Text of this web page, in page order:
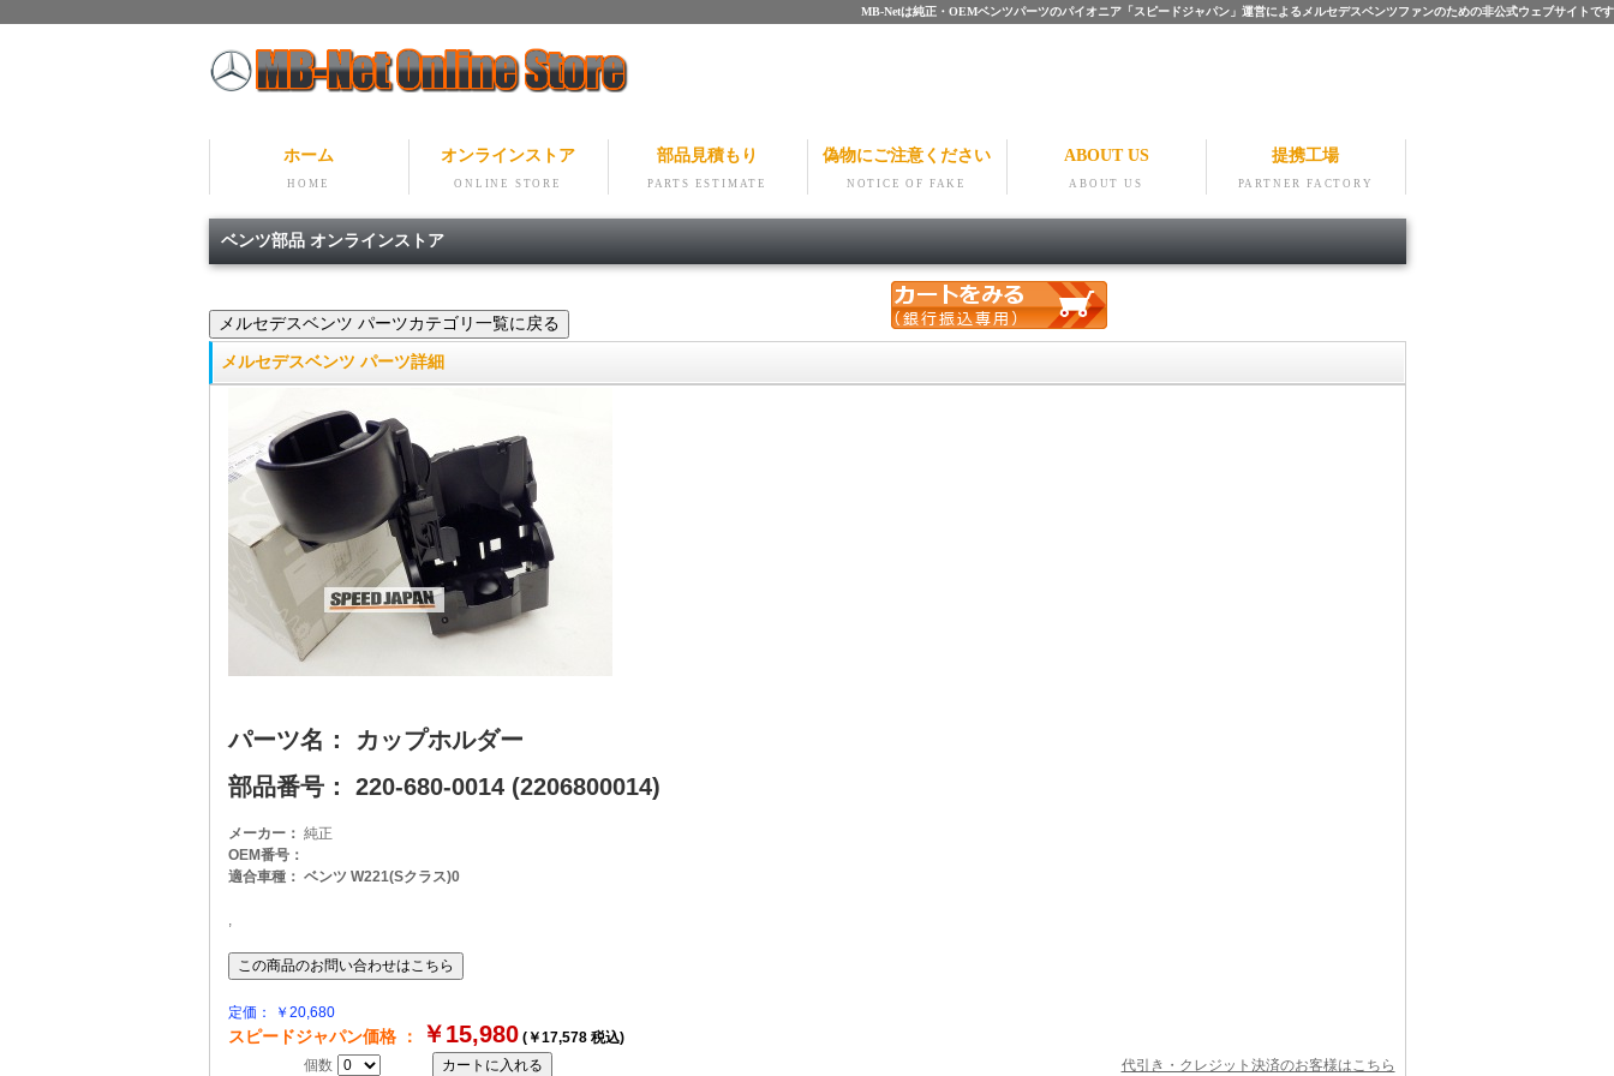
MB-Netは純正・OEMベンツパーツのパイオニア「スピードジャパン」運営によるメルセデスベンツファンのための非公式ウェブサイトです
ホーム
HOME
オンラインストア
ONLINE STORE
部品見積もり
PARTS ESTIMATE
偽物にご注意ください
NOTICE OF FAKE
ABOUT US
ABOUT US
提携工場
PARTNER FACTORY
ベンツ部品 オンラインストア
メルセデスベンツ パーツ詳細
パーツ名： カップホルダー
部品番号： 220-680-0014 (2206800014)
メーカー： 純正
OEM番号：
適合車種： ベンツ W221(Sクラス)0
,
定価： ￥20,680
スピードジャパン価格 ： ￥15,980(￥17,578 税込)
個数
代引き・クレジット決済のお客様はこちら